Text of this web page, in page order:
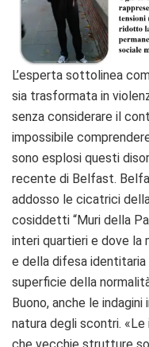
L’esperta sottolinea
sia trasformata in
senza considerare il
impossibile
sono esplosi questi
recente di Belfast.
addosso le cicatrici
cosiddetti “Muri della
interi quartieri e dove
e della difesa
superficie della
Buono, anche le
natura degli scontri.
che vecchie strutture